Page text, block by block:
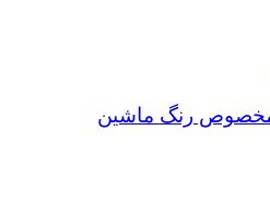
مخصوص رنگ ماشین